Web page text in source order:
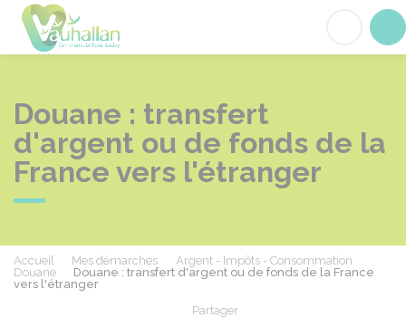
Douane : transfert
d'argent ou de fonds de la
France vers l'étranger
Accueil Mes démarches
Argent - Impôts - Consommation
Douane
Douane : transfert d'argent ou de fonds de la France
vers l'étranger
Partager